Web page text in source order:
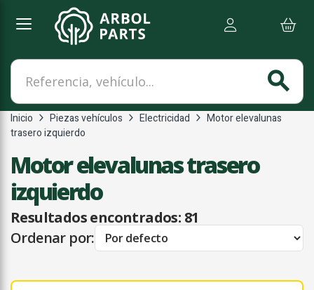
Referencia, vehículo...
search
Inicio Piezas vehículos Electricidad
Motor elevalunas
trasero izquierdo
Motor elevalunas trasero
izquierdo
Resultados encontrados: 81
Ordenar por: